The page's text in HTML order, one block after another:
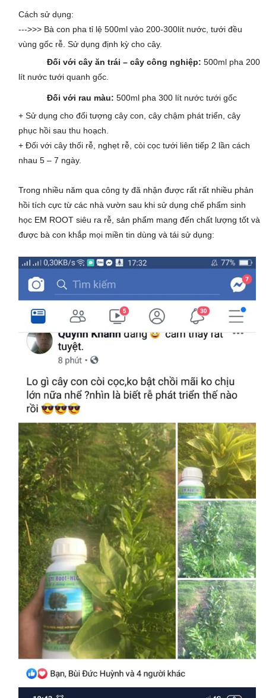
Cách sử dụng:
--->>> Bà con pha tỉ lệ 500ml vào 200-300lít nước, tưới đều
vùng gốc rễ. Sử dụng định kỳ cho cây.
Đối với cây ăn trái – cây công nghiệp: 500ml pha 200
lít nước tưới quanh gốc.
Đối với rau màu: 500ml pha 300 lít nước tưới gốc
+ Sử dụng cho đối tượng cây con, cây chậm phát triển, cây
phục hồi sau thu hoạch.
+ Đối với cây thối rễ, nghẹt rễ, còi cọc tưới liên tiếp 2 lần cách
nhau 5 – 7 ngày.
Trong nhiều năm qua công ty đã nhận được rất rất nhiều phản
hồi tích cực từcác nhà vườn sau khi sử dụng chế phẩm sinh
học EM ROOT siêu ra rễ, sản phẩm mang đến chất lượng tốt và
được bà con khắp mọi miền tin dùng và tái sử dụng: